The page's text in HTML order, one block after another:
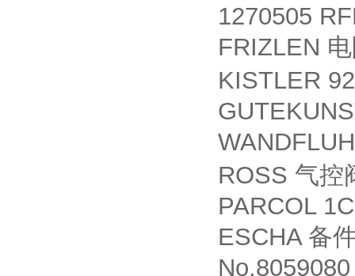
1270505
FRIZLEN
KISTLER
ROSS 气控
PARCOL
ESCHA 备
No.8059080